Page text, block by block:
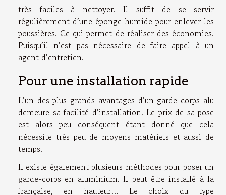
très faciles à nettoyer. Il suffit de se servir
régulièrement d’une éponge humide pour enlever les
poussières. Ce qui permet de réaliser des économies.
Puisqu’il n’est pas nécessaire de faire appel à un
agent d’entretien.
Pour une installation rapide
L’un des plus grands avantages d’un garde-corps alu
demeure sa facilité d’installation. Le prix de sa pose
est alors peu conséquent étant donné que cela
nécessite très peu de moyens matériels et aussi de
temps.
Il existe également plusieurs méthodes pour poser un
garde-corps en aluminium. Il peut être installé à la
française, en hauteur… Le choix du type